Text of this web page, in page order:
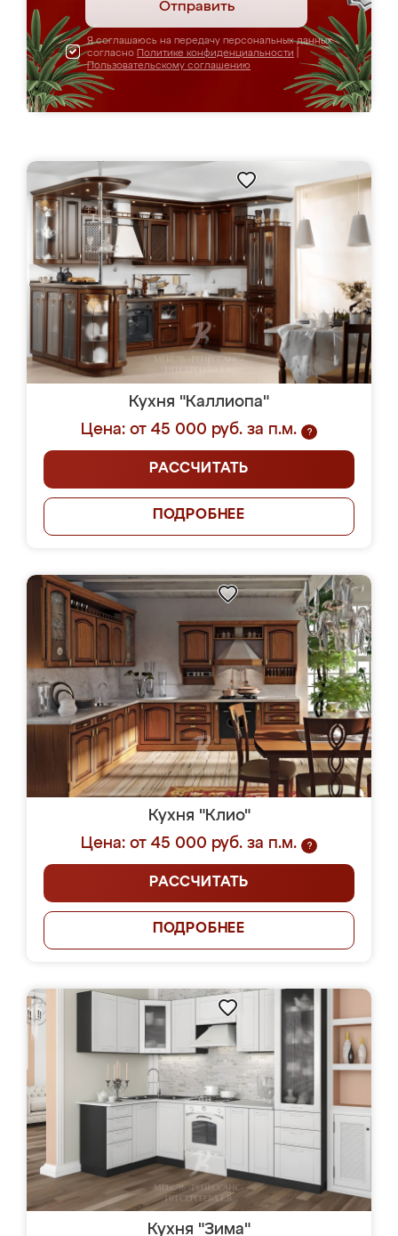
Отправить
Я соглашаюсь на передачу персональных данных
согласно Политике конфиденциальности
Пользовательскому соглашению
Кухня "Каллиопа"
Цена: от 45 000 руб. за п.м.
?
РАССЧИТАТЬ
ПОДРОБНЕЕ
Кухня "Клио"
Цена: от 45 000 руб. за п.м.
?
РАССЧИТАТЬ
ПОДРОБНЕЕ
Кухня "Зима"